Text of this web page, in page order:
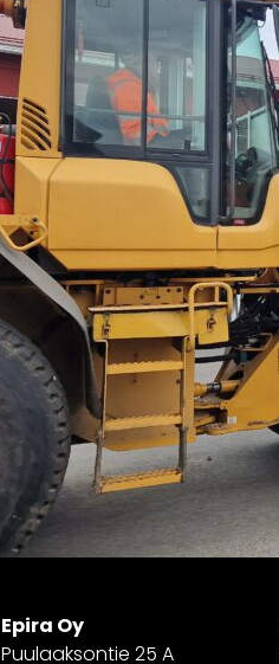
Epira Oy
Puulaaksontie 25 A